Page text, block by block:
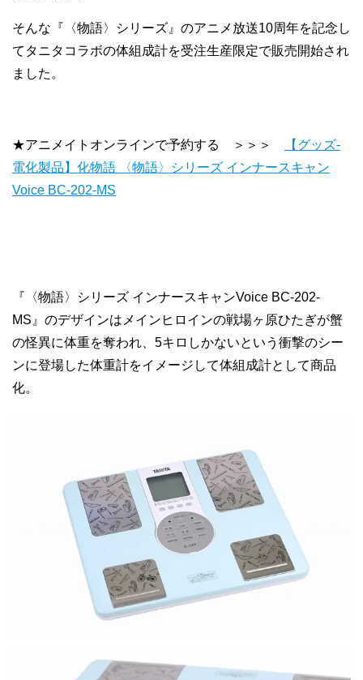
そんな『〈物語〉シリーズ』のアニメ放送10周年を記念し
てタニタコラボの体組成計を受注生産限定で販売開始され
ました。
★アニメイトオンラインで予約する ＞＞＞
【グッズ-
電化製品】化物語 〈物語〉シリーズ インナースキャン
Voice BC-202-MS
『〈物語〉シリーズ インナースキャンVoice BC-202-
MS』のデザインはメインヒロインの戦場ヶ原ひたぎが蟹
の怪異に体重を奪われ、5キロしかないという衝撃のシー
ンに登場した体重計をイメージして体組成計として商品
化。